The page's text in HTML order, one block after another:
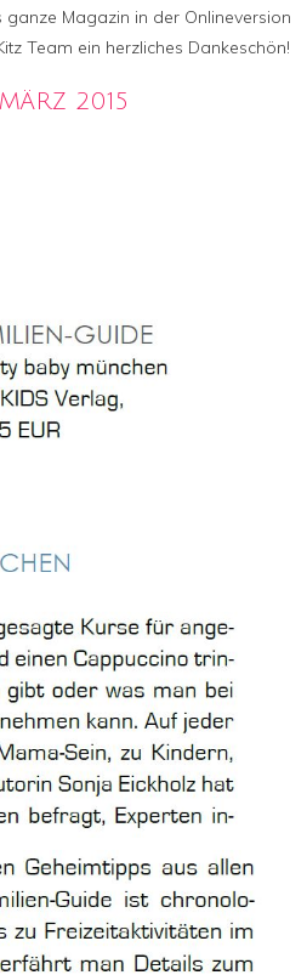
city
baby
Magazin in der Onlineversion
Team ein herzliches Dankeschön!
2015